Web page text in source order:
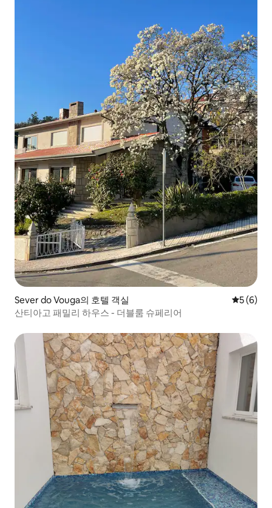
Sever do Vouga의 호텔 객실 평점 5점
5 (6)
산티아고 패밀리 하우스 - 더블룸 슈페리어